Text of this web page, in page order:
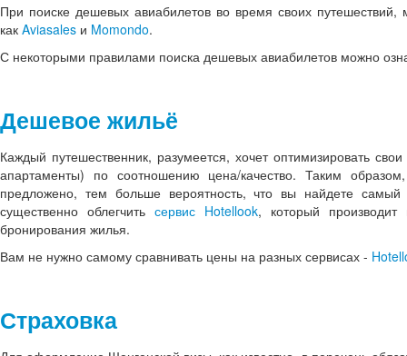
При поиске дешевых авиабилетов во время своих путешествий,
как Aviasales и Momondo.
С некоторыми правилами поиска дешевых авиабилетов можно
Дешевое жильё
Каждый путешественник, разумеется, хочет оптимизировать
апартаменты) по соотношению цена/качество. Таким
предложено, тем больше вероятность, что вы найдете
существенно облегчить сервис Hotellook, который
бронирования жилья.
Вам не нужно самому сравнивать цены на разных сервисах -
Страховка